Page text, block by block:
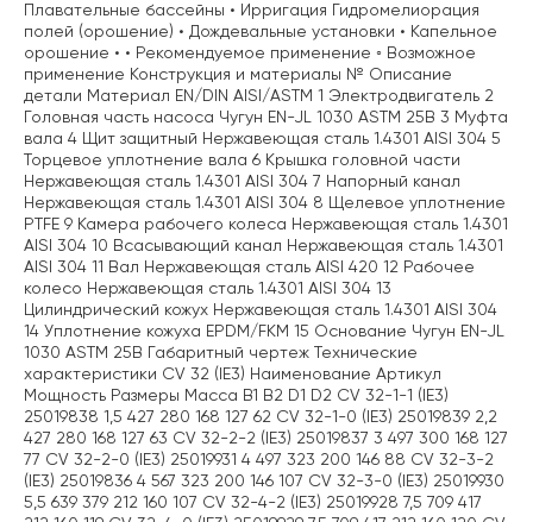
Плавательные бассейны • Ирригация Гидромелиорация
полей (орошение) • Дождевальные установки • Капельное
орошение • • Рекомендуемое применение ◦ Возможное
применение Конструкция и материалы № Описание
детали Материал EN/DIN AISI/ASTM 1 Электродвигатель 2
Головная часть насоса Чугун EN-JL 1030 ASTM 25B 3 Муфта
вала 4 Щит защитный Нержавеющая сталь 1.4301 AISI 304 5
Торцевое уплотнение вала 6 Крышка головной части
Нержавеющая сталь 1.4301 AISI 304 7 Напорный канал
Нержавеющая сталь 1.4301 AISI 304 8 Щелевое уплотнение
PTFE 9 Камера рабочего колеса Нержавеющая сталь 1.4301
AISI 304 10 Всасывающий канал Нержавеющая сталь 1.4301
AISI 304 11 Вал Нержавеющая сталь AISI 420 12 Рабочее
колесо Нержавеющая сталь 1.4301 AISI 304 13
Цилиндрический кожух Нержавеющая сталь 1.4301 AISI 304
14 Уплотнение кожуха EPDM/FKM 15 Основание Чугун EN-JL
1030 ASTM 25B Габаритный чертеж Технические
характеристики CV 32 (IE3) Наименование Артикул
Мощность Размеры Масса B1 B2 D1 D2 CV 32-1-1 (IE3)
25019838 1,5 427 280 168 127 62 CV 32-1-0 (IE3) 25019839 2,2
427 280 168 127 63 CV 32-2-2 (IE3) 25019837 3 497 300 168 127
77 CV 32-2-0 (IE3) 25019931 4 497 323 200 146 88 CV 32-3-2
(IE3) 25019836 4 567 323 200 146 107 CV 32-3-0 (IE3) 25019930
5,5 639 379 212 160 107 CV 32-4-2 (IE3) 25019928 7,5 709 417